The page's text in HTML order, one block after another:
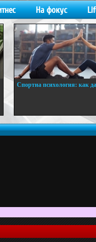
На фокус
Спортна психология: как